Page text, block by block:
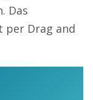
Das
per Drag and